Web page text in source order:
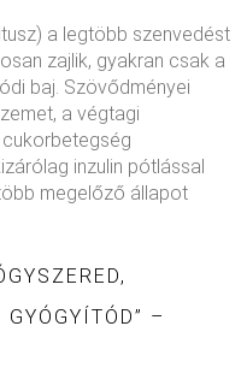
a legtöbb szenvedést
zajlik, gyakran csak a
baj. Szövődményei
a végtagi
inzulin pótlással
megelőző állapot
–